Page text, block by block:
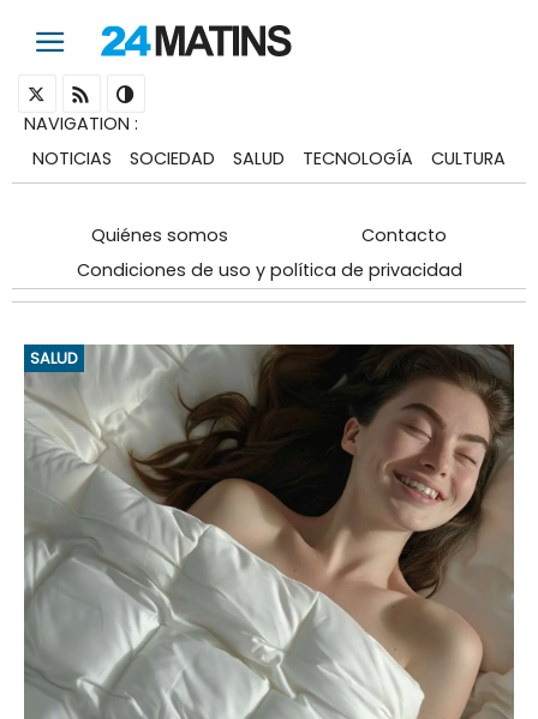
NAVIGATION :
NOTICIAS
SOCIEDAD SALUD TECNOLOGÍA CULTURA
Quiénes somos
Contacto
Condiciones de uso y política de privacidad
SALUD